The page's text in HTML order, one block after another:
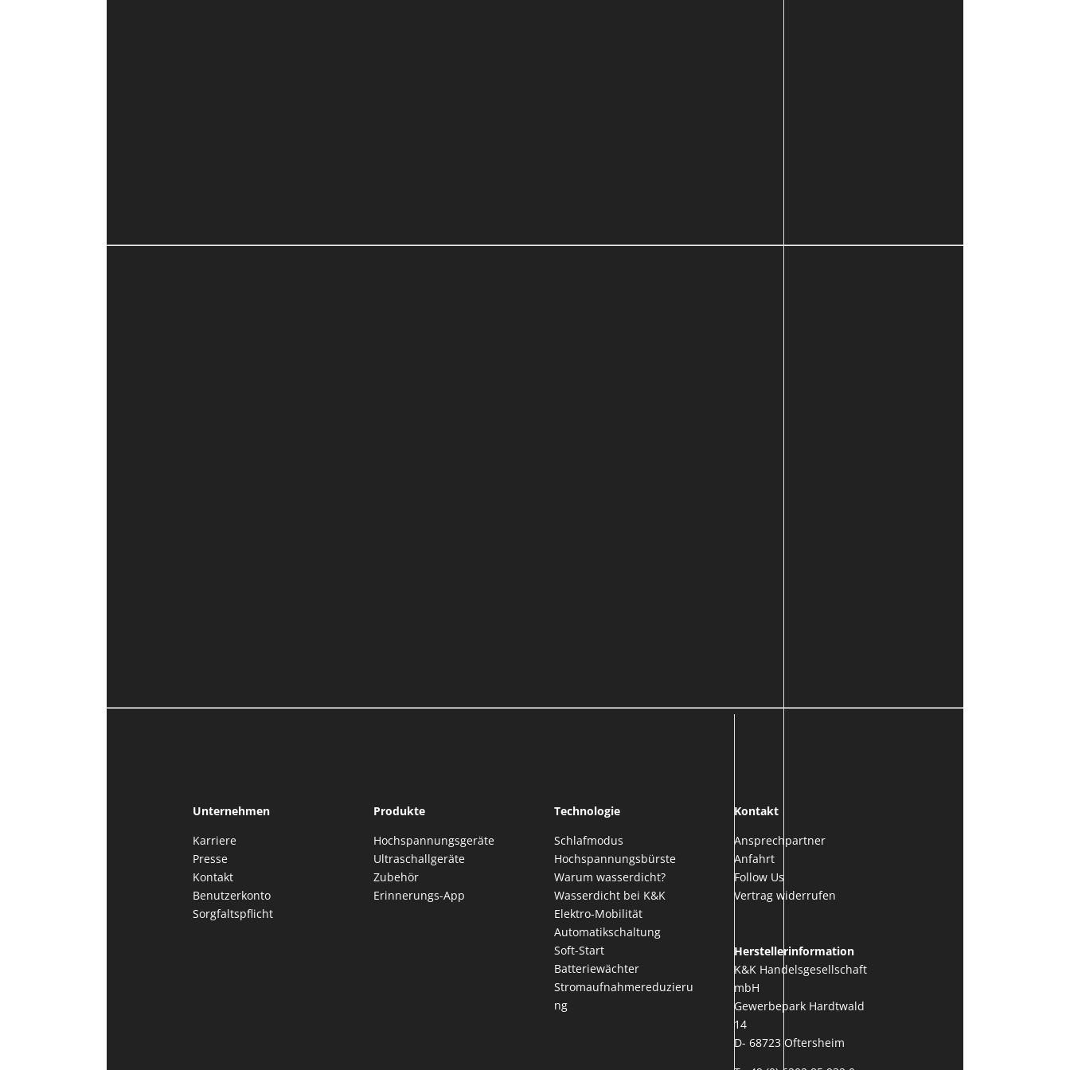
Unternehmen
Karriere
Presse
Kontakt
Benutzerkonto
Sorgfaltspflicht
Produkte
Hochspannungsgeräte
Ultraschallgeräte
Zubehör
Erinnerungs-App
Technologie
Schlafmodus
Hochspannungsbürste
Warum wasserdicht?
Wasserdicht bei K&K
Elektro-Mobilität
Automatikschaltung
Soft-Start
Batteriewächter
Stromaufnahmereduzieru
ng
Kontakt
Ansprechpartner
Anfahrt
Follow Us
Vertrag widerrufen
Herstellerinformation
K&K Handelsgesellschaft
mbH
Gewerbepark Hardtwald
14
D- 68723 Oftersheim